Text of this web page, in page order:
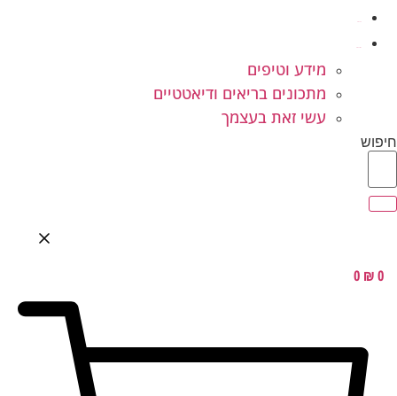
מידע וטיפים
מתכונים בריאים ודיאטטיים
עשי זאת בעצמך
חיפוש
₪0
0